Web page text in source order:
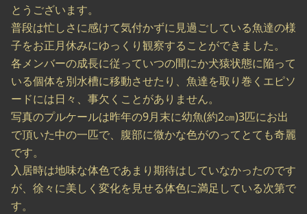
とうございます。
普段は忙しさに感けて気付かずに見過ごしている魚達の様
子をお正月休みにゆっくり観察することができました。
各メンバーの成長に従っていつの間にか犬猿状態に陥って
いる個体を別水槽に移動させたり、魚達を取り巻くエピソ
ードには日々、事欠くことがありません。
写真のプルケールは昨年の9月末に幼魚(約2㎝)3匹にお出
で頂いた中の一匹で、腹部に微かな色がのってとても奇麗
です。
入居時は地味な体色であまり期待はしていなかったのです
が、徐々に美しく変化を見せる体色に満足している次第で
す。